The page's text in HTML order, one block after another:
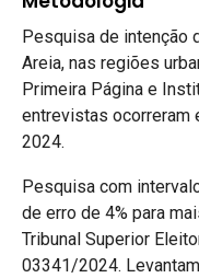
Pesquisa de intenção
Areia, nas regiões
Primeira Página e
entrevistas ocorreram
2024.
Pesquisa com
de erro de 4% para
Tribunal Superior
03341/2024.